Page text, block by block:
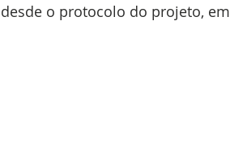
desde o protocolo do projeto,